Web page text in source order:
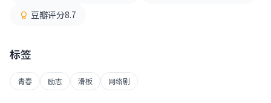
豆瓣评分8.7
标签
青春 励志 滑板 网络剧